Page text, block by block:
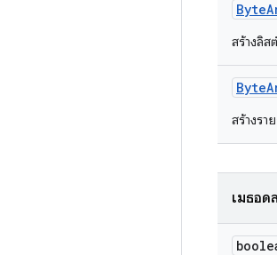
Byte
สร้างลิส
Byte
สร้างรา
เมธอด